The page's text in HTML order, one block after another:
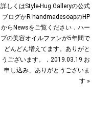
詳しくはStyle-Hug Galleryの公式
ブログかR handmadesoapのHP
からNewsをご覧ください︎．ハー
ブの美容オイルファンが5年間で
どんどん増えてます。ありがと
うございます。．2019.03.19 お
申し込み、ありがとうございま
す »